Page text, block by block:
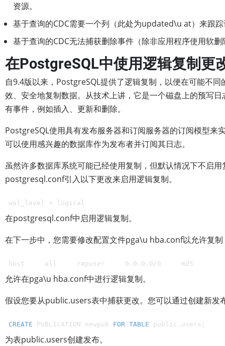
资源。
基于查询的CDC需要一个列（此处为updated\u at）来跟
基于查询的CDC无法捕获删除事件（除非应用程序使用软删
在PostgreSQL中使用逻辑复制更
自9.4版以来，PostgreSQL提供了逻辑复制，以便在可能不
效、安全地复制数据。从技术上讲，它是一个磁盘上的预写
有事件，例如插入、更新和删除。
PostgreSQL使用具有发布服务器和订阅服务器的订阅模型来
可以使用感兴趣的数据库作为发布者并订阅其日志。
虽然许多数据库系统可能已经使用复制，但默认情况下不启
postgresql.conf引入以下更改来启用逻辑复制。
wal_level = logical
在postgresql.conf中启用逻辑复制。
在下一步中，您需要修改配置文件pga\u hba.conf以允许复
host     all     repuser     0.0.0.0/0     md5
允许在pga\u hba.conf中进行逻辑复制。
假设您要从public.users表中捕获更改。您可以通过创建新发
CREATE PUBLICATION newpub FOR TABLE public.users;
为表public.users创建发布。